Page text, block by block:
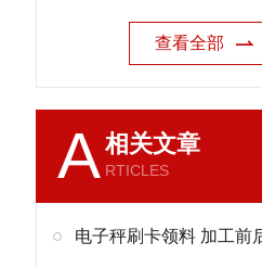
查看全部
A相关文章
RTICLES
电子秤刷卡领料 加工前